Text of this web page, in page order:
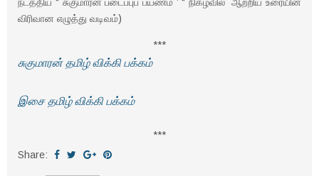
விரிவான எழுத்து வடிவம்)
***
சுகுமாரன் தமிழ் விக்கி பக்கம்
இசை தமிழ் விக்கி பக்கம்
***
Share: